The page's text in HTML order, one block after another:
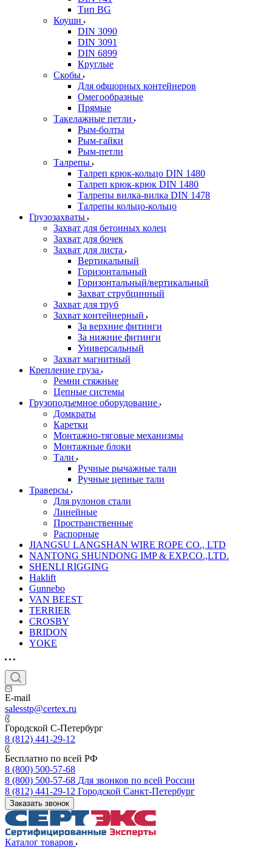
Тип BG
Коуши
DIN 3090
DIN 3091
DIN 6899
Круглые
Скобы
Для офшорных контейнеров
Омегообразные
Прямые
Такелажные петли
Рым-болты
Рым-гайки
Рым-петли
Талрепы
Талреп крюк-кольцо DIN 1480
Талреп крюк-крюк DIN 1480
Талрепы вилка-вилка DIN 1478
Талрепы кольцо-кольцо
Грузозахваты
Захват для бетонных колец
Захват для бочек
Захват для листа
Вертикальный
Горизонтальный
Горизонтальный/вертикальный
Захват струбцинный
Захват для труб
Захват контейнерный
За верхние фитинги
За нижние фитинги
Универсальный
Захват магнитный
Крепление груза
Ремни стяжные
Цепные системы
Грузоподъемное оборудование
Домкраты
Каретки
Монтажно-тяговые механизмы
Монтажные блоки
Тали
Ручные рычажные тали
Ручные цепные тали
Траверсы
Для рулонов стали
Линейные
Пространственные
Распорные
JIANGSU LANGSHAN WIRE ROPE CO., LTD
NANTONG SHUNDONG IMP & EXP.CO.,LTD.
SHENLI RIGGING
Haklift
Gunnebo
VAN BEEST
TERRIER
CROSBY
BRIDON
YOKE
E-mail
salesstp@certex.ru
Городской С-Петербург
8 (812) 441-29-12
Бесплатно по всей РФ
8 (800) 500-57-68
8 (800) 500-57-68 Для звонков по всей России
8 (812) 441-29-12 Городской Санкт-Петербург
Заказать звонок
Каталог товаров